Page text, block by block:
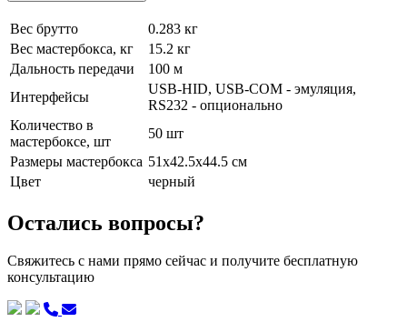
Вес брутто
0.283 кг
Вес мастербокса, кг
15.2 кг
Дальность передачи
100 м
Интерфейсы
USB-HID, USB-COM - эмуляция,
RS232 - опционально
Количество в
мастербоксе, шт
50 шт
Размеры мастербокса 51х42.5х44.5 см
Цвет
черный
Остались вопросы?
Свяжитесь с нами прямо сейчас и получите бесплатную
консультацию